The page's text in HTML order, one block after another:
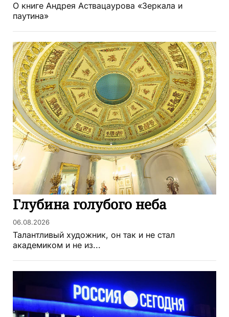
О книге Андрея Аствацаурова «Зеркала и
паутина»
Глубина голубого неба
06.08.2026
Талантливый художник, он так и не стал
академиком и не из...